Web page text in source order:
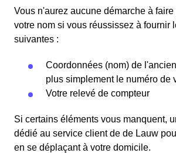
Vous n'aurez aucune démarche à faire
votre nom si vous réussissez à fournir
suivantes :
Coordonnées (nom) de
plus simplement le numéro de
Votre relevé de compteur
Si certains éléments vous manquent,
dédié au service client de de Lauw
en se déplaçant à votre domicile.